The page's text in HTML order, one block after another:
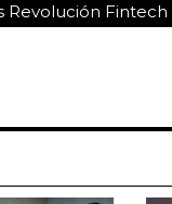
Revolución